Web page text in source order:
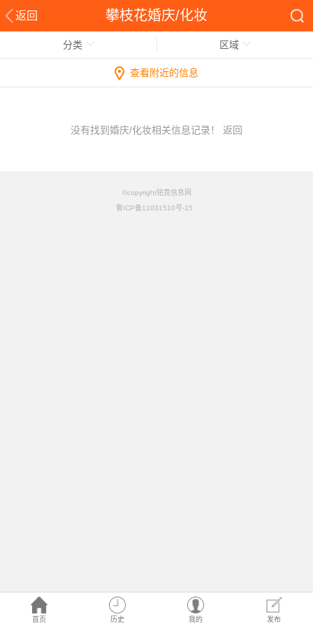
返回 攀枝花婚庆/化妆
首页 历史 我的 发布
分类 区域
查看附近的信息
没有找到婚庆/化妆相关信息记录！ 返回
©copyright铭竟信息网
鲁ICP备11031510号-15